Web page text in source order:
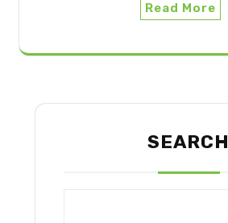
Read More
SEARCH